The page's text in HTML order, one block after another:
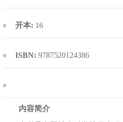
开本: 16
ISBN: 9787520124386
内容简介